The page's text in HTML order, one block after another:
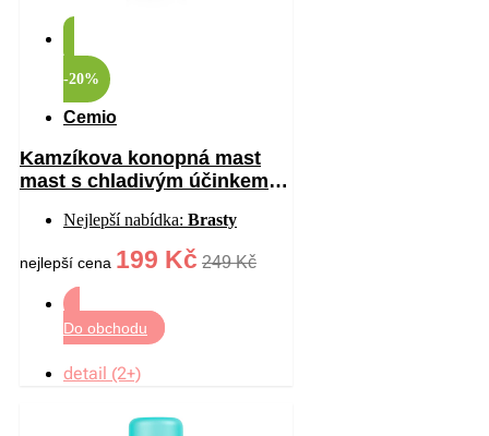
-20%
Cemio
Kamzíkova konopná mast
mast s chladivým účinkem
Nejlepší nabídka: Brasty
nejlepší cena 199 Kč 249 Kč
Do obchodu
detail (2+)